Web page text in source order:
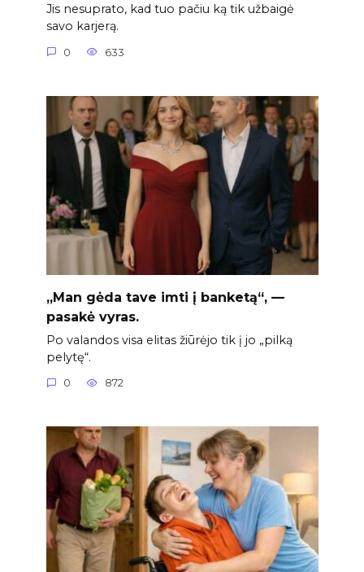
Jis nesuprato, kad tuo pačiu ką tik užbaigė
savo karjerą.
0 633
„Man gėda tave imti į banketą“, —
pasakė vyras.
Po valandos visa elitas žiūrėjo tik į jo „pilką
pelytę“.
0 872